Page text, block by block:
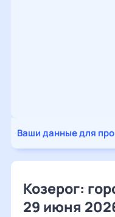
Ваши данные для
Козерог:
29 июня